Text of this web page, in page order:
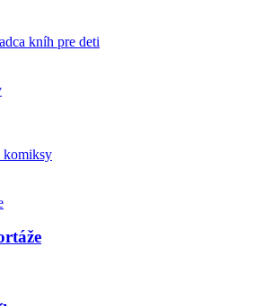
kníh pre deti
komiksy